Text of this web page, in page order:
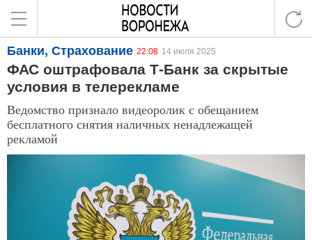
Банки, Страхование 22:08 14 июля 2025
ФАС оштрафовала Т-Банк за скрытые
условия в телерекламе
Ведомство признало видеоролик с обещанием
бесплатного снятия наличных ненадлежащей
рекламой